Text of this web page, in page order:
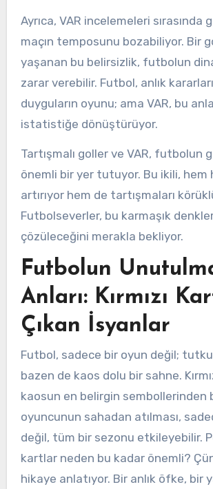
Ayrıca, VAR incelemeleri sırasında
maçın temposunu bozabiliyor. Bir
yaşanan bu belirsizlik, futbolun
zarar verebilir. Futbol, anlık
duyguların oyunu; ama VAR, bu
istatistiğe dönüştürüyor.
Tartışmalı goller ve VAR, futbolun
önemli bir yer tutuyor. Bu ikili, hem
artırıyor hem de tartışmaları
Futbolseverler, bu karmaşık
çözüleceğini merakla bekliyor.
Futbolun
Anları: Kırmızı
Çıkan İsyanlar
Futbol, sadece bir oyun değil;
bazen de kaos dolu bir sahne.
kaosun en belirgin sembollerinden
oyuncunun sahadan atılması,
değil, tüm bir sezonu etkileyebilir.
kartlar neden bu kadar önemli?
hikaye anlatıyor. Bir anlık öfke, bir